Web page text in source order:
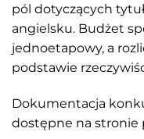
pól dotyczących
angielsku. Budżet
jednoetapowy, a
podstawie
Dokumentacja
dostępne na stronie